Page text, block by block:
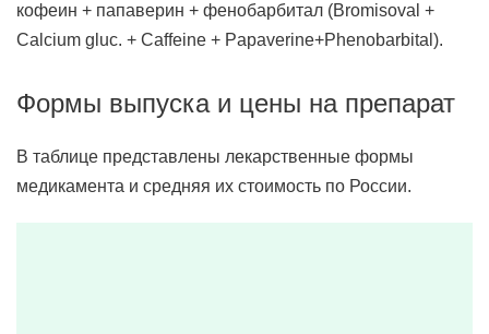
кофеин + папаверин + фенобарбитал (Bromisoval +
Calcium gluc. + Caffeine + Papaverine+Phenobarbital).
Формы выпуска и цены на препарат
В таблице представлены лекарственные формы
медикамента и средняя их стоимость по России.